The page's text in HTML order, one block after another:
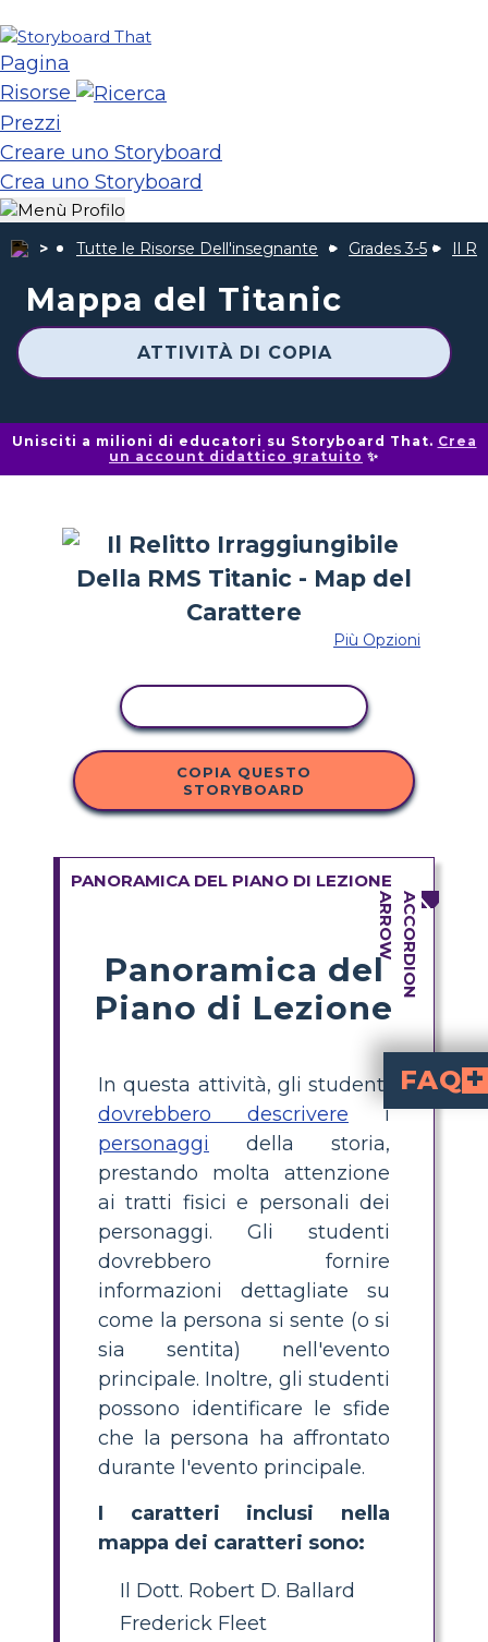
Pagina
Risorse
Prezzi
Creare uno Storyboard
Crea uno Storyboard
Tutte le Risorse Dell'insegnante Grades 3-5 Il
Mappa del Titanic
ATTIVITÀ DI COPIA
Unisciti a milioni di educatori su Storyboard That. Crea
un account didattico gratuito ✨
Più Opzioni
COPIA QUESTO
STORYBOARD
PANORAMICA DEL PIANO DI LEZIONE
Panoramica del
Piano di Lezione
In questa attività, gli studenti
dovrebbero descrivere i
personaggi della storia,
prestando molta attenzione
ai tratti fisici e personali dei
personaggi. Gli studenti
dovrebbero fornire
informazioni dettagliate su
come la persona si sente (o si
sia sentita) nell'evento
principale. Inoltre, gli studenti
possono identificare le sfide
che la persona ha affrontato
durante l'evento principale.
I caratteri inclusi nella
mappa dei caratteri sono:
Il Dott. Robert D. Ballard
Frederick Fleet
FAQ